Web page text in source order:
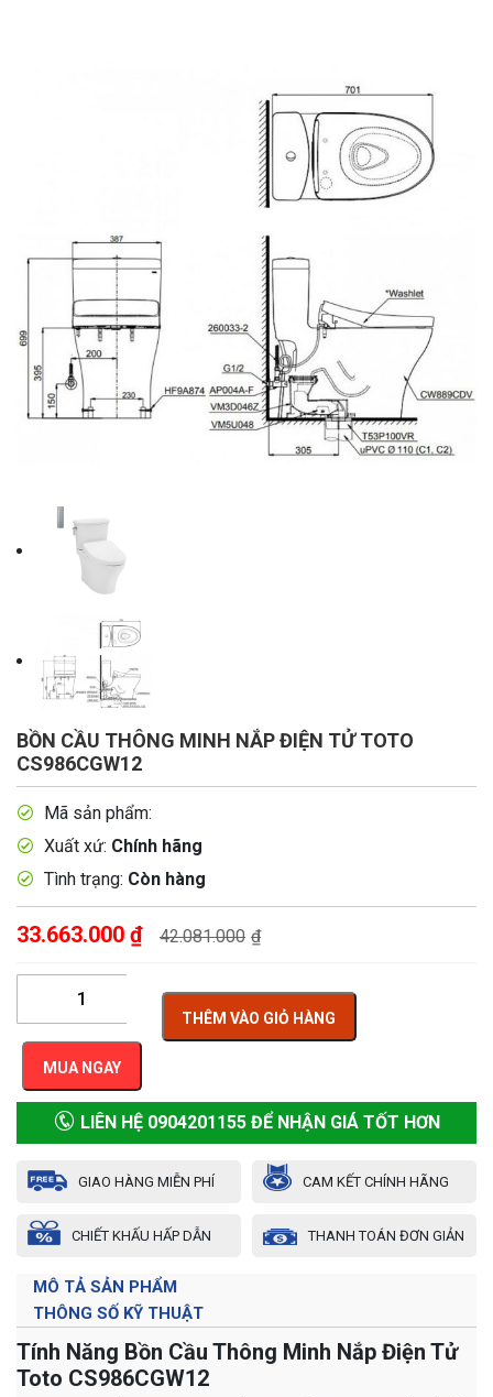
BỒN CẦU THÔNG MINH NẮP ĐIỆN TỬ TOTO
CS986CGW12
Mã sản phẩm:
Xuất xứ: Chính hãng
Tình trạng: Còn hàng
33.663.000 ₫ 42.081.000 ₫
THÊM VÀO GIỎ HÀNG
MUA NGAY
LIÊN HỆ 0904201155 ĐỂ NHẬN GIÁ TỐT HƠN
GIAO HÀNG MIỄN PHÍ CAM KẾT CHÍNH HÃNG
CHIẾT KHẤU HẤP DẪN THANH TOÁN ĐƠN GIẢN
MÔ TẢ SẢN PHẨM
THÔNG SỐ KỸ THUẬT
Tính Năng Bồn Cầu Thông Minh Nắp Điện Tử
Toto CS986CGW12